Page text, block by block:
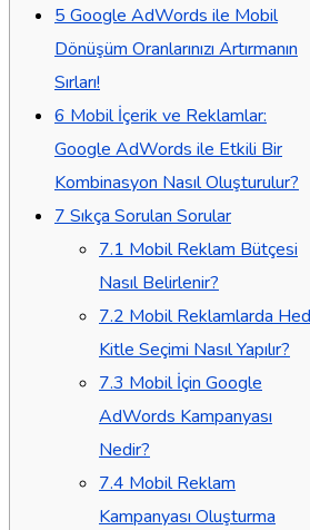
5 Google AdWords ile Mobil
Dönüşüm Oranlarınızı Artırmanın
Sırları!
6 Mobil İçerik ve Reklamlar:
Google AdWords ile Etkili Bir
Kombinasyon Nasıl Oluşturulur?
7 Sıkça Sorulan Sorular
7.1 Mobil Reklam Bütçesi
Nasıl Belirlenir?
7.2 Mobil Reklamlarda
Kitle Seçimi Nasıl Yapılır?
7.3 Mobil İçin Google
AdWords Kampanyası
Nedir?
7.4 Mobil Reklam
Kampanyası Oluşturma